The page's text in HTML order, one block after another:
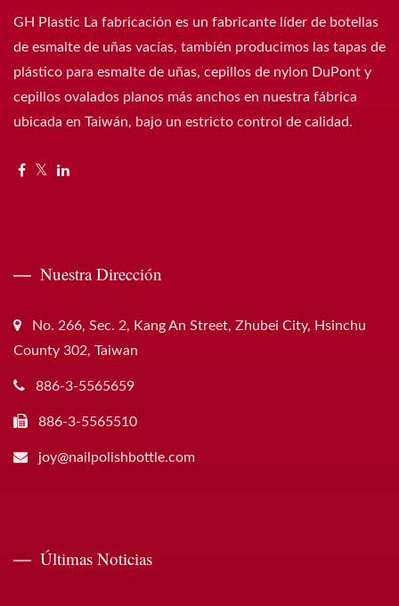
GH Plastic La fabricación es un fabricante líder de botellas
de esmalte de uñas vacías, también producimos las tapas de
plástico para esmalte de uñas, cepillos de nylon DuPont y
cepillos ovalados planos más anchos en nuestra fábrica
ubicada en Taiwán, bajo un estricto control de calidad.
Nuestra Dirección
No. 266, Sec. 2, Kang An Street, Zhubei City, Hsinchu
County 302, Taiwan
886-3-5565659
886-3-5565510
joy@nailpolishbottle.com
Últimas Noticias